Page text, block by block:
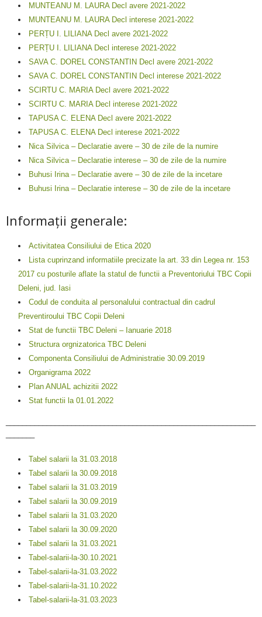
MUNTEANU M. LAURA Decl avere 2021-2022
MUNTEANU M. LAURA Decl interese 2021-2022
PERȚU I. LILIANA Decl avere 2021-2022
PERȚU I. LILIANA Decl interese 2021-2022
SAVA C. DOREL CONSTANTIN Decl avere 2021-2022
SAVA C. DOREL CONSTANTIN Decl interese 2021-2022
SCIRTU C. MARIA Decl avere 2021-2022
SCIRTU C. MARIA Decl interese 2021-2022
TAPUSA C. ELENA Decl avere 2021-2022
TAPUSA C. ELENA Decl interese 2021-2022
Nica Silvica – Declaratie avere – 30 de zile de la numire
Nica Silvica – Declaratie interese – 30 de zile de la numire
Buhusi Irina – Declaratie avere – 30 de zile de la incetare
Buhusi Irina – Declaratie interese – 30 de zile de la incetare
Informații generale:
Activitatea Consiliului de Etica 2020
Lista cuprinzand informatiile precizate la art. 33 din Legea nr. 153
2017 cu posturile aflate la statul de functii a Preventoriului TBC Copii
Deleni, jud. Iasi
Codul de conduita al personalului contractual din cadrul
Preventiroului TBC Copii Deleni
Stat de functii TBC Deleni – Ianuarie 2018
Structura orgnizatorica TBC Deleni
Componenta Consiliului de Administratie 30.09.2019
Organigrama 2022
Plan ANUAL achizitii 2022
Stat functii la 01.01.2022
Tabel salarii la 31.03.2018
Tabel salarii la 30.09.2018
Tabel salarii la 31.03.2019
Tabel salarii la 30.09.2019
Tabel salarii la 31.03.2020
Tabel salarii la 30.09.2020
Tabel salarii la 31.03.2021
Tabel-salarii-la-30.10.2021
Tabel-salarii-la-31.03.2022
Tabel-salarii-la-31.10.2022
Tabel-salarii-la-31.03.2023